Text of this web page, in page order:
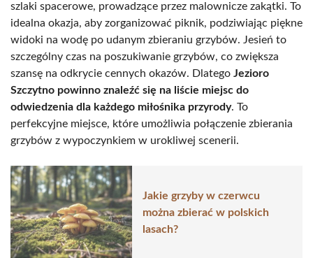
szlaki spacerowe, prowadzące przez malownicze zakątki. To
idealna okazja, aby zorganizować piknik, podziwiając piękne
widoki na wodę po udanym zbieraniu grzybów. Jesień to
szczególny czas na poszukiwanie grzybów, co zwiększa
szansę na odkrycie cennych okazów. Dlatego Jezioro
Szczytno powinno znaleźć się na liście miejsc do
odwiedzenia dla każdego miłośnika przyrody. To
perfekcyjne miejsce, które umożliwia połączenie zbierania
grzybów z wypoczynkiem w urokliwej scenerii.
Jakie grzyby w czerwcu
można zbierać w polskich
lasach?